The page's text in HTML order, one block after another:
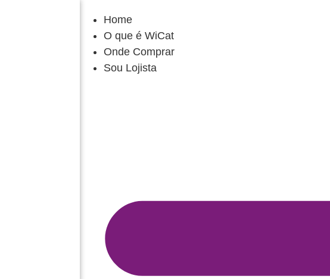
Home
O que é WiCat
Onde Comprar
Sou Lojista